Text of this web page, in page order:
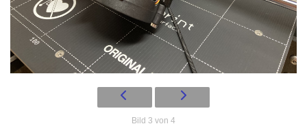
Bild 3 von 4